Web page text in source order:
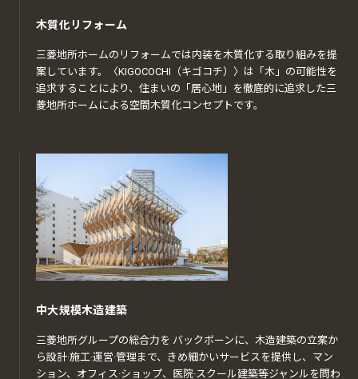
木質化リフォーム
三菱地所ホームのリフォームでは内装を木質化する取り組みを提
案しています。〈KIGOCOCHI（キゴコチ）〉は「木」の可能性を
追求することにより、住まいの「居心地」を徹底的に追求した三
菱地所ホームによる空間木質化コンセプトです。
中大規模木造建築
三菱地所グループの総合力を バックボーンに、木造建築の立案か
ら設計·施工·運営·管理まで、きめ細かいサービスを提供し、マン
ション、オフィス·ショップ、医院·スクール建築等ジャンルを問わ